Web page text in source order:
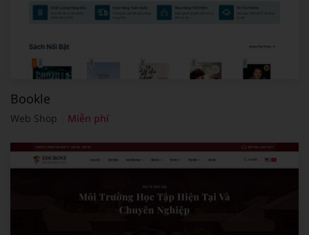
Bookle
Web Shop Miễn phí